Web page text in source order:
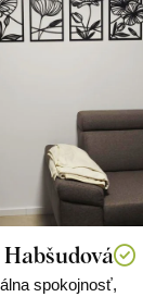
spokojnosť,